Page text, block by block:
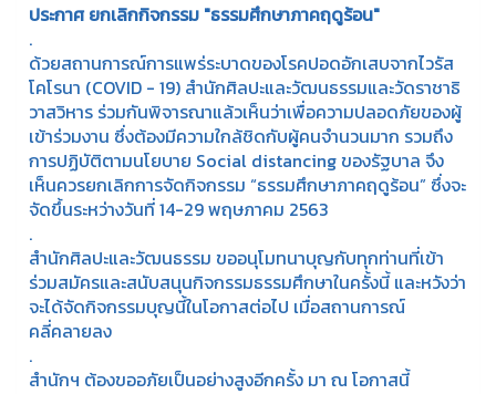
ประกาศ ยกเลิกกิจกรรม "ธรรมศึกษาภาคฤดูร้อน"
.
ด้วยสถานการณ์การแพร่ระบาดของโรคปอดอักเสบจากไวรัส
โคโรนา (COVID - 19) สำนักศิลปะและวัฒนธรรมและวัดราชาธิ
วาสวิหาร ร่วมกันพิจารณาแล้วเห็นว่าเพื่อความปลอดภัยของผู้
เข้าร่วมงาน ซึ่งต้องมีความใกล้ชิดกับผู้คนจำนวนมาก รวมถึง
การปฏิบัติตามนโยบาย Social distancing ของรัฐบาล จึง
เห็นควรยกเลิกการจัดกิจกรรม “ธรรมศึกษาภาคฤดูร้อน” ซึ่งจะ
จัดขึ้นระหว่างวันที่ 14-29 พฤษภาคม 2563
.
สำนักศิลปะและวัฒนธรรม ขออนุโมทนาบุญกับทุกท่านที่เข้า
ร่วมสมัครและสนับสนุนกิจกรรมธรรมศึกษาในครั้งนี้ และหวังว่า
จะได้จัดกิจกรรมบุญนี้ในโอกาสต่อไป เมื่อสถานการณ์
คลี่คลายลง
.
สำนักฯ ต้องขออภัยเป็นอย่างสูงอีกครั้ง มา ณ โอกาสนี้